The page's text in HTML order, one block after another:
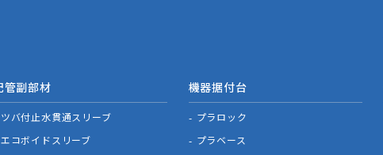
管副部材
ツバ付止水貫通スリーブ
エコボイドスリーブ
機器据付台
プラロック
プラベース